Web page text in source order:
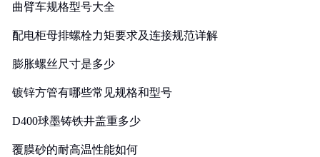
曲臂车规格型号大全
配电柜母排螺栓力矩要求及连接规范详解
膨胀螺丝尺寸是多少
镀锌方管有哪些常见规格和型号
D400球墨铸铁井盖重多少
覆膜砂的耐高温性能如何